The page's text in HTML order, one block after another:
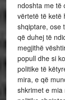
ndoshta me të
vërtetë të ketë
shqiptare, ose
që duhej të
megjithë
popull dhe si
politike të
mira, e që
shkrimet e